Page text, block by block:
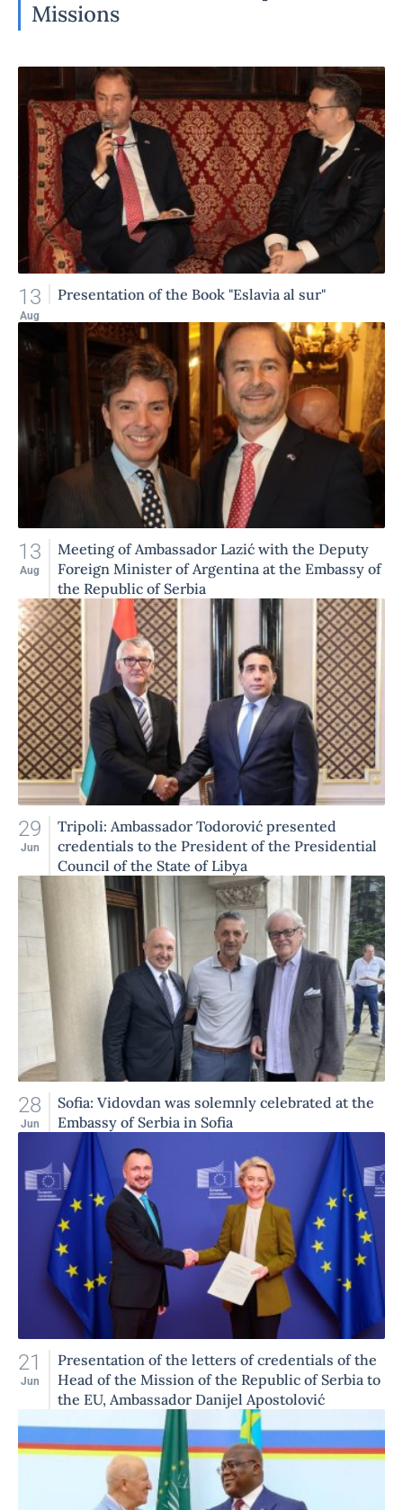
Missions
13
Aug
Presentation of the Book "Eslavia al sur"
13
Aug
Meeting of Ambassador Lazić with the Deputy
Foreign Minister of Argentina at the Embassy of
the Republic of Serbia
29
Jun
Tripoli: Ambassador Todorović presented
credentials to the President of the Presidential
Council of the State of Libya
28
Jun
Sofia: Vidovdan was solemnly celebrated at the
Embassy of Serbia in Sofia
21
Jun
Presentation of the letters of credentials of the
Head of the Mission of the Republic of Serbia to
the EU, Ambassador Danijel Apostolović